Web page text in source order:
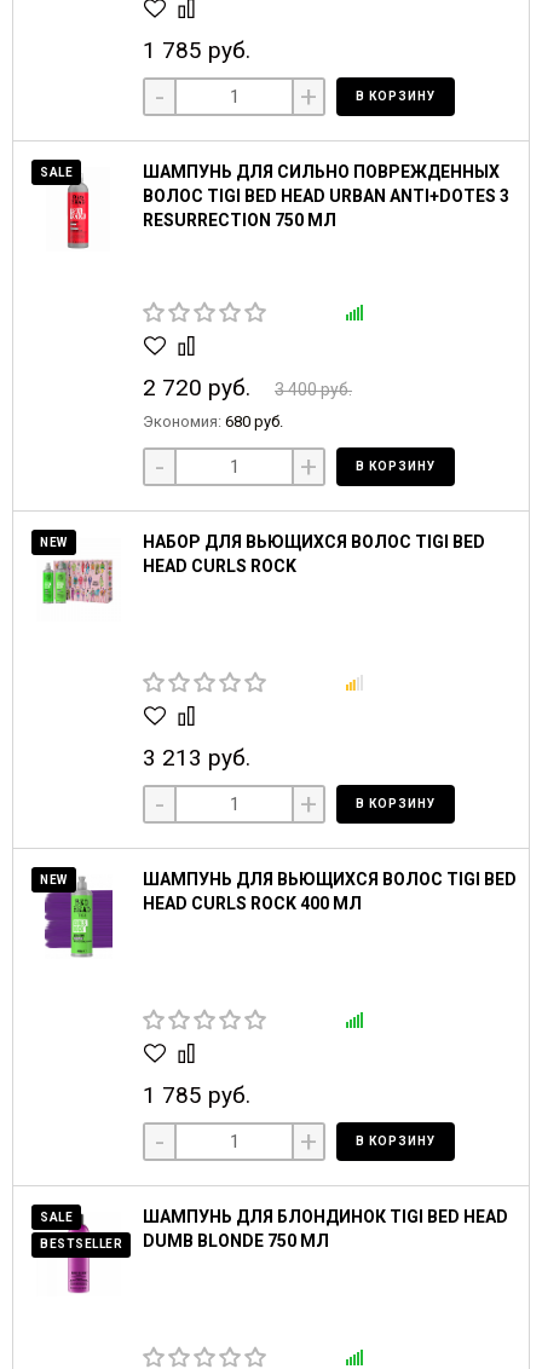
1 785 руб.
- + В КОРЗИНУ
SALE
ШАМПУНЬ ДЛЯ СИЛЬНО ПОВРЕЖДЕННЫХ
ВОЛОС TIGI BED HEAD URBAN ANTI+DOTES 3
RESURRECTION 750 МЛ
2 720 руб. 3 400 руб.
Экономия: 680 руб.
- + В КОРЗИНУ
NEW
НАБОР ДЛЯ ВЬЮЩИХСЯ ВОЛОС TIGI BED
HEAD CURLS ROCK
3 213 руб.
- + В КОРЗИНУ
NEW
ШАМПУНЬ ДЛЯ ВЬЮЩИХСЯ ВОЛОС TIGI BED
HEAD CURLS ROCK 400 МЛ
1 785 руб.
- + В КОРЗИНУ
SALE
BESTSELLER
ШАМПУНЬ ДЛЯ БЛОНДИНОК TIGI BED HEAD
DUMB BLONDE 750 МЛ